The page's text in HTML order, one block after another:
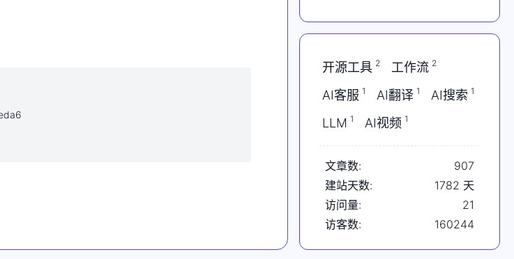
英伟达
开源工具 2 工作流 2
AI客服 1 AI翻译 1 AI搜索 1
LLM 1 AI视频 1
文章数:
907
建站天数:
1782 天
访问量:
21
访客数:
160244